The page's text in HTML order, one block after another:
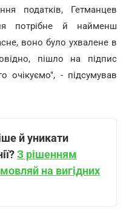
податків, Гетманцев
потрібне й найменш
воно було ухвалене в
пішло на підпис
очікуємо", - підсумував
й уникати
З рішенням
на вигідних